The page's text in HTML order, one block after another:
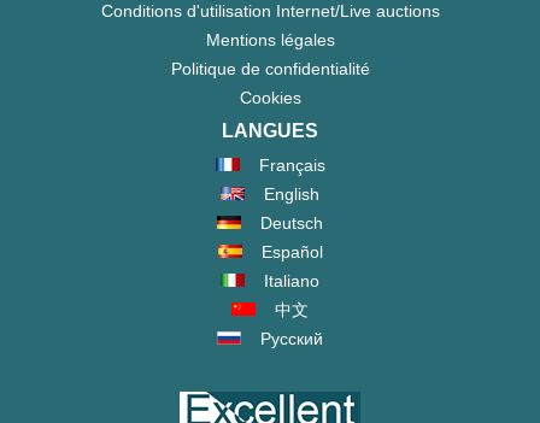
Conditions d'utilisation Internet/Live auctions
Mentions légales
Politique de confidentialité
Cookies
LANGUES
Français
English
Deutsch
Español
Italiano
中文
Русский